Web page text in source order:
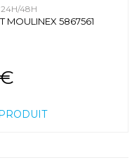
24H/48H
MOULINEX 5867561